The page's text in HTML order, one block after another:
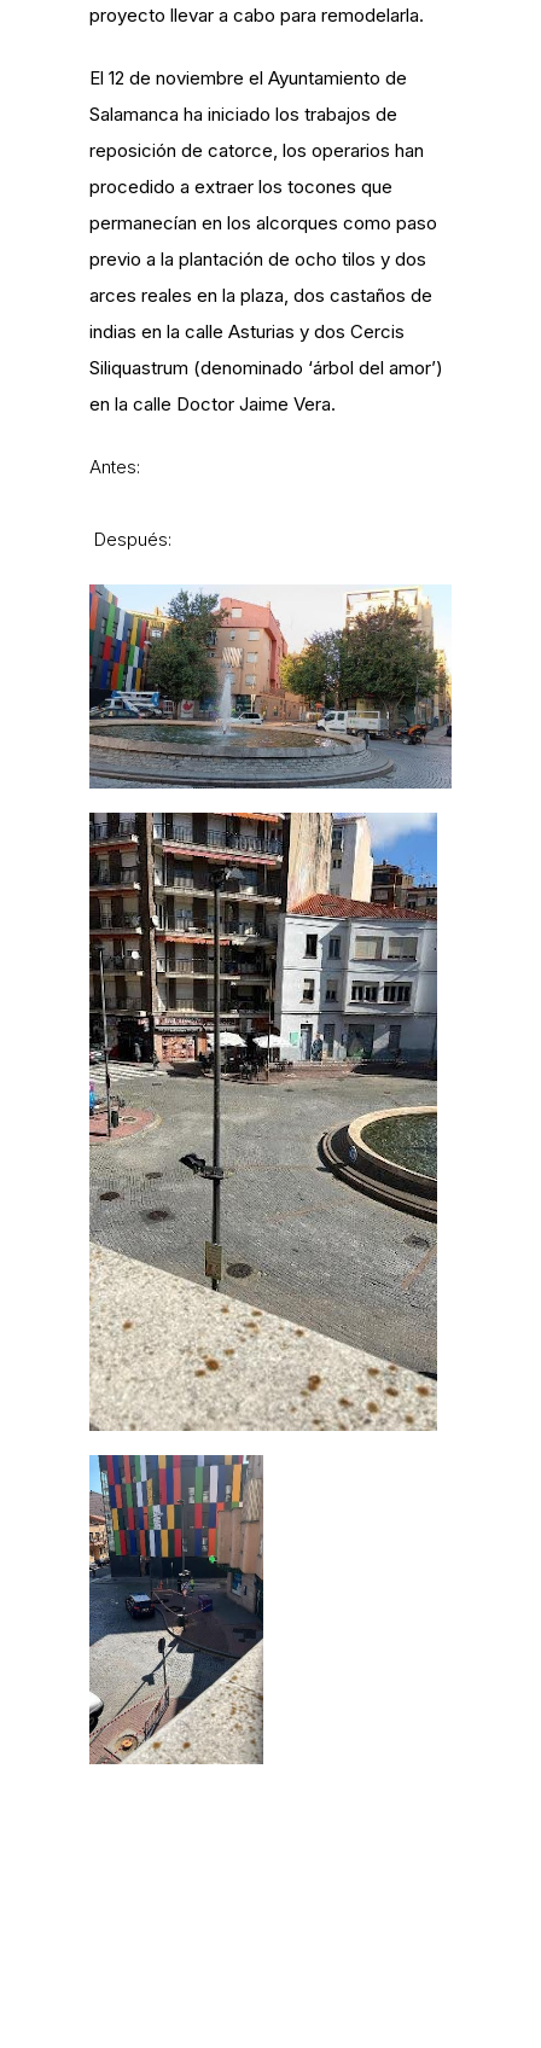
proyecto llevar a cabo para remodelarla.
El 12 de noviembre el Ayuntamiento de
Salamanca ha iniciado los trabajos de
reposición de catorce, los operarios han
procedido a extraer los tocones que
permanecían en los alcorques como paso
previo a la plantación de ocho tilos y dos
arces reales en la plaza, dos castaños de
indias en la calle Asturias y dos Cercis
Siliquastrum (denominado ‘árbol del amor’)
en la calle Doctor Jaime Vera.
Antes:
Después: